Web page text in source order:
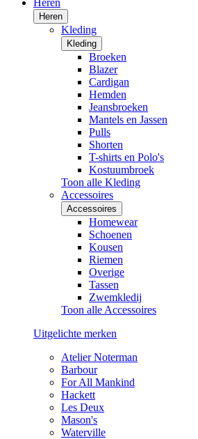
Heren
Heren
Kleding
Kleding
Broeken
Blazer
Cardigan
Hemden
Jeansbroeken
Mantels en Jassen
Pulls
Shorten
T-shirts en Polo's
Kostuumbroek
Toon alle Kleding
Accessoires
Accessoires
Homewear
Schoenen
Kousen
Riemen
Overige
Tassen
Zwemkledij
Toon alle Accessoires
Uitgelichte merken
Atelier Noterman
Barbour
For All Mankind
Hackett
Les Deux
Mason's
Waterville